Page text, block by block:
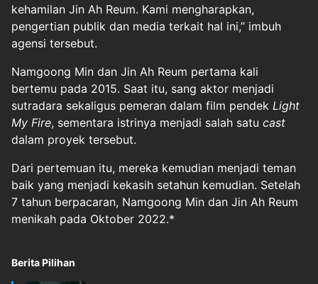
kehamilan Jin Ah Reum. Kami mengharapkan,
pengertian publik dan media terkait hal ini,” imbuh
agensi tersebut.
Namgoong Min dan Jin Ah Reum pertama kali
bertemu pada 2015. Saat itu, sang aktor menjadi
sutradara sekaligus pemeran dalam film pendek Light
My Fire, sementara istrinya menjadi salah satu cast
dalam proyek tersebut.
Dari pertemuan itu, mereka kemudian menjadi teman
baik yang menjadi kekasih setahun kemudian. Setelah
7 tahun berpacaran, Namgoong Min dan Jin Ah Reum
menikah pada Oktober 2022.*
Berita Pilihan